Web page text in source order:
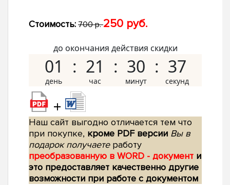
Стоимость: 700 р.250 руб.
до окончания действия скидки
01 21 30 36
+
Наш сайт выгодно отличается тем что
при покупке, кроме PDF версии Вы в
подарок получаетеработу
преобразованную в WORD - документ и
это предоставляет качественно другие
возможности при работе с документом